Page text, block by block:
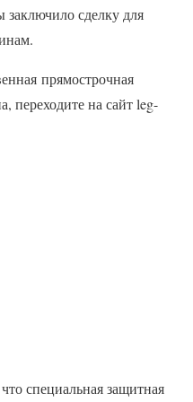
сделку для
прямострочная
на сайт leg-
специальная защитная